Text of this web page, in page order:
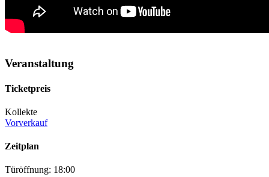
Veranstaltung
Ticketpreis
Kollekte
Vorverkauf
Zeitplan
Türöffnung: 18:00